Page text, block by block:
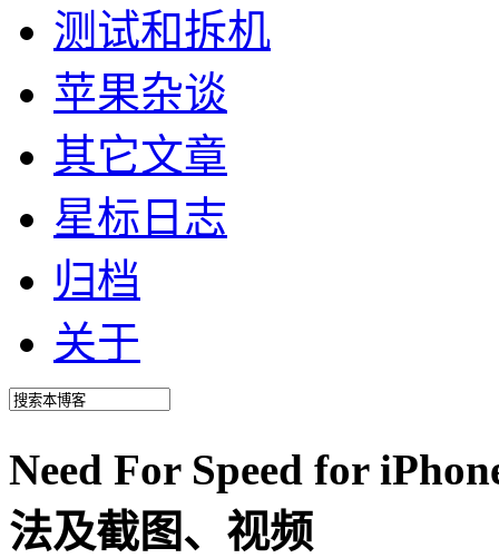
测试和拆机
苹果杂谈
其它文章
星标日志
归档
关于
Need For Speed for
法及截图、视频